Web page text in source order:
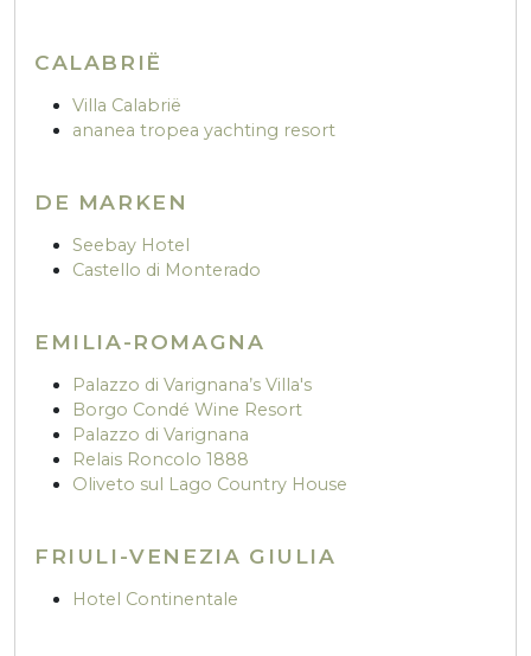
CALABRIË
Villa Calabrië
ananea tropea yachting resort
DE MARKEN
Seebay Hotel
Castello di Monterado
EMILIA-ROMAGNA
Palazzo di Varignana’s Villa's
Borgo Condé Wine Resort
Palazzo di Varignana
Relais Roncolo 1888
Oliveto sul Lago Country House
FRIULI-VENEZIA GIULIA
Hotel Continentale